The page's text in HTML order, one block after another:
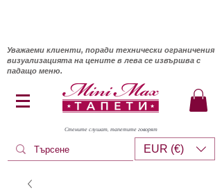
Уважаеми клиенти, поради технически ограничения
визуализацията на цените в лева се извършва с
падащо меню.
Стените слушат, тапетите говорят
EUR (€)